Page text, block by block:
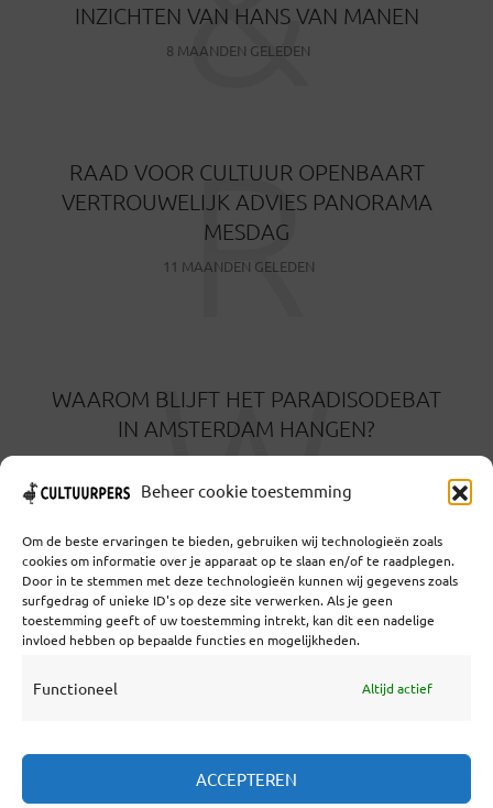
Beheer cookie toestemming
Om de beste ervaringen te bieden, gebruiken wij technologieën zoals
cookies om informatie over je apparaat op te slaan en/of te raadplegen.
Door in te stemmen met deze technologieën kunnen wij gegevens zoals
surfgedrag of unieke ID's op deze site verwerken. Als je geen
toestemming geeft of uw toestemming intrekt, kan dit een nadelige
invloed hebben op bepaalde functies en mogelijkheden.
Functioneel Altijd actief
ACCEPTEREN
INZICHTEN VAN HANS VAN MANEN
8 MAANDEN GELEDEN
RAAD VOOR CULTUUR OPENBAART
VERTROUWELIJK ADVIES PANORAMA
MESDAG
11 MAANDEN GELEDEN
R
WAAROM BLIJFT HET PARADISODEBAT
IN AMSTERDAM HANGEN?
W
Coöperatief Cultureel Persbureau U.A. | Salzburg 29 |
3524KS Utrecht | KvK: 55573592 |Btw: